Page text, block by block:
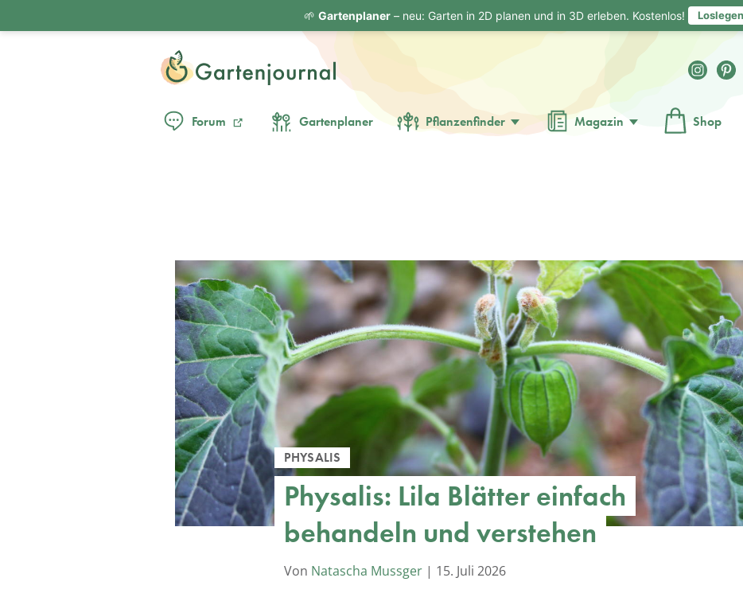
Forum Gartenplaner Pflanzenfinder Magazin Shop
PHYSALIS
Physalis: Lila Blätter einfach
behandeln und verstehen
Von Natascha Mussger | 15. Juli 2026
🌱 Gartenplaner– neu: Garten in 2D planen und in 3D erleben. Kostenlos! Loslegen